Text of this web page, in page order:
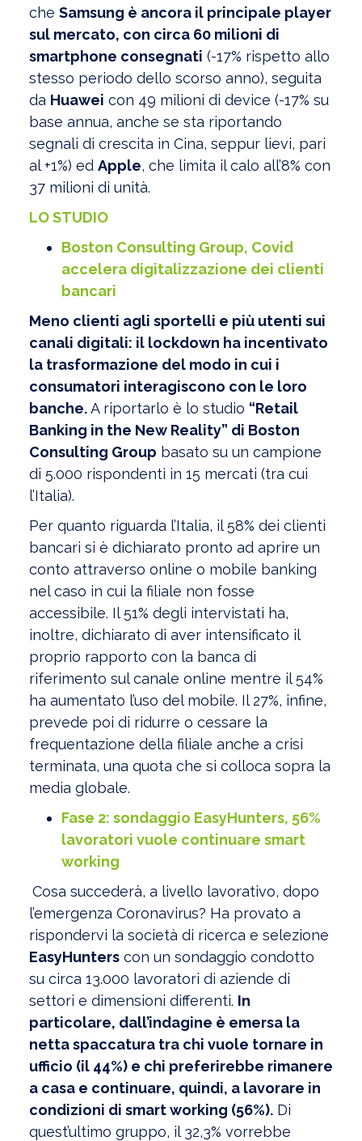
che Samsung è ancora il principale player
sul mercato, con circa 60 milioni di
smartphone consegnati (-17% rispetto allo
stesso periodo dello scorso anno), seguita
da Huawei con 49 milioni di device (-17% su
base annua, anche se sta riportando
segnali di crescita in Cina, seppur lievi, pari
al +1%) ed Apple, che limita il calo all’8% con
37 milioni di unità.
LO STUDIO
Boston Consulting Group, Covid
accelera digitalizzazione dei clienti
bancari
Meno clienti agli sportelli e più utenti sui
canali digitali: il lockdown ha incentivato
la trasformazione del modo in cui i
consumatori interagiscono con le loro
banche.A riportarlo è lo studio “Retail
Banking in the New Reality” di Boston
Consulting Group basato su un campione
di 5.000 rispondenti in 15 mercati (tra cui
l’Italia).
Per quanto riguarda l’Italia, il 58% dei clienti
bancari si è dichiarato pronto ad aprire un
conto attraverso online o mobile banking
nel caso in cui la filiale non fosse
accessibile. Il 51% degli intervistati ha,
inoltre, dichiarato di aver intensificato il
proprio rapporto con la banca di
riferimento sul canale online mentre il 54%
ha aumentato l’uso del mobile. Il 27%, infine,
prevede poi di ridurre o cessare la
frequentazione della filiale anche a crisi
terminata, una quota che si colloca sopra la
media globale.
Fase 2: sondaggio EasyHunters, 56%
lavoratori vuole continuare smart
working
Cosa succederà, a livello lavorativo, dopo
l’emergenza Coronavirus? Ha provato a
rispondervi la società di ricerca e selezione
EasyHunters con un sondaggio condotto
su circa 13.000 lavoratori di aziende di
settori e dimensioni differenti. In
particolare, dall’indagine è emersa la
netta spaccatura tra chi vuole tornare in
ufficio (il 44%) e chi preferirebbe rimanere
a casa e continuare, quindi, a lavorare in
condizioni di smart working (56%). Di
quest’ultimo gruppo, il 32,3% vorrebbe